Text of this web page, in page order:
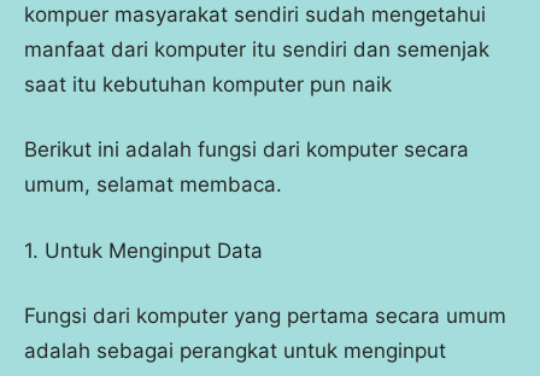
kompuer masyarakat sendiri sudah mengetahui
manfaat dari komputer itu sendiri dan semenjak
saat itu kebutuhan komputer pun naik
Berikut ini adalah fungsi dari komputer secara
umum, selamat membaca.
1. Untuk Menginput Data
Fungsi dari komputer yang pertama secara umum
adalah sebagai perangkat untuk menginput